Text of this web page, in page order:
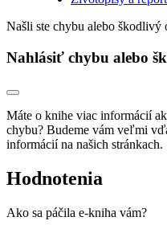
Našli ste chybu alebo škodlivý
Nahlásiť chybu alebo
Máte o knihe viac informácií
chybu? Budeme vám veľmi
informácií na našich stránkach.
Hodnotenia
Ako sa páčila e-kniha vám?